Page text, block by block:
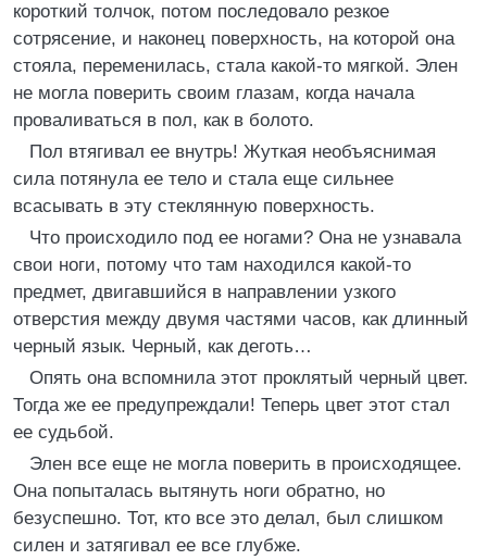
короткий толчок, потом последовало резкое
сотрясение, и наконец поверхность, на которой она
стояла, переменилась, стала какой-то мягкой. Элен
не могла поверить своим глазам, когда начала
проваливаться в пол, как в болото.
Пол втягивал ее внутрь! Жуткая необъяснимая
сила потянула ее тело и стала еще сильнее
всасывать в эту стеклянную поверхность.
Что происходило под ее ногами? Она не узнавала
свои ноги, потому что там находился какой-то
предмет, двигавшийся в направлении узкого
отверстия между двумя частями часов, как длинный
черный язык. Черный, как деготь…
Опять она вспомнила этот проклятый черный цвет.
Тогда же ее предупреждали! Теперь цвет этот стал
ее судьбой.
Элен все еще не могла поверить в происходящее.
Она попыталась вытянуть ноги обратно, но
безуспешно. Тот, кто все это делал, был слишком
силен и затягивал ее все глубже.